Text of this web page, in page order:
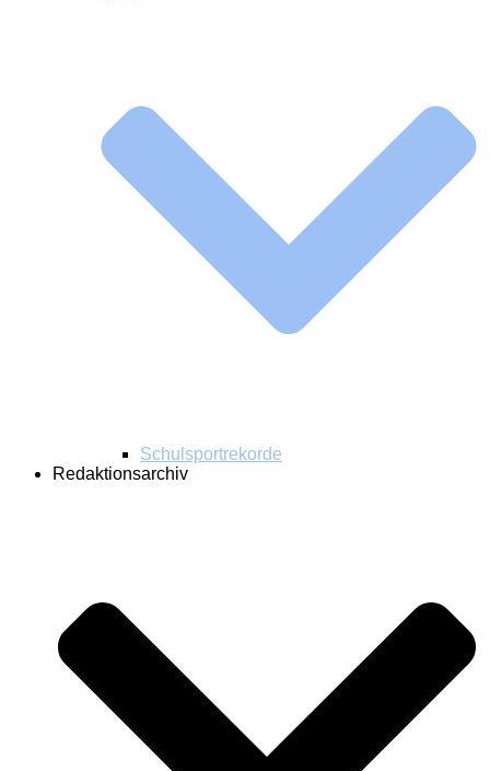
Schulsportrekorde
Redaktionsarchiv